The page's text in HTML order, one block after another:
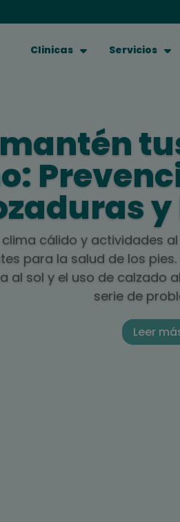
Clinicas Servicios
y
clima cálido y actividades
para la salud de los
al sol y el uso de calzado
serie de
Leer